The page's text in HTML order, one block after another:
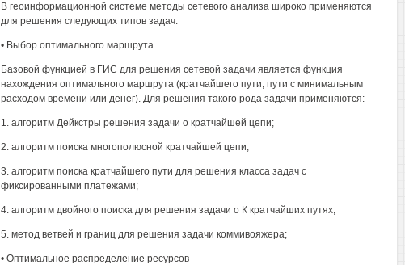
В геоинформационной системе методы сетевого анализа широко применяются
для решения следующих типов задач:
• Выбор оптимального маршрута
Базовой функцией в ГИС для решения сетевой задачи является функция
нахождения оптимального маршрута (кратчайшего пути, пути с минимальным
расходом времени или денег). Для решения такого рода задачи применяются:
1. алгоритм Дейкстры решения задачи о кратчайшей цепи;
2. алгоритм поиска многополюсной кратчайшей цепи;
3. алгоритм поиска кратчайшего пути для решения класса задач с
фиксированными платежами;
4. алгоритм двойного поиска для решения задачи о К кратчайших путях;
5. метод ветвей и границ для решения задачи коммивояжера;
• Оптимальное распределение ресурсов